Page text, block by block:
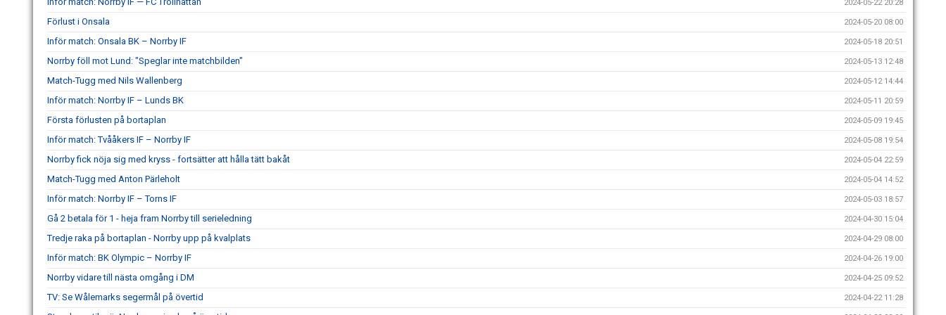
2024-05-22 20:28
Förlust i Onsala 2024-05-20 08:00
Inför match: Onsala BK – Norrby IF 2024-05-18 20:51
Norrby föll mot Lund: "Speglar inte matchbilden" 2024-05-13 12:48
Match-Tugg med Nils Wallenberg 2024-05-12 14:44
Inför match: Norrby IF – Lunds BK 2024-05-11 20:59
Första förlusten på bortaplan 2024-05-09 19:45
Inför match: Tvååkers IF – Norrby IF 2024-05-08 19:54
Norrby fick nöja sig med kryss - fortsätter att hålla tätt bakåt 2024-05-04 22:59
Match-Tugg med Anton Pärleholt 2024-05-04 14:52
Inför match: Norrby IF – Torns IF 2024-05-03 18:57
Gå 2 betala för 1 - heja fram Norrby till serieledning 2024-04-30 15:04
Tredje raka på bortaplan - Norrby upp på kvalplats 2024-04-29 08:00
Inför match: BK Olympic – Norrby IF 2024-04-26 19:00
Norrby vidare till nästa omgång i DM 2024-04-25 09:52
TV: Se Wålemarks segermål på övertid 2024-04-22 11:28